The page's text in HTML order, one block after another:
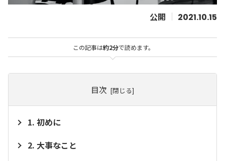
2021.10.15
この記事は約2分で読めます。
目次
初めに
大事なこと